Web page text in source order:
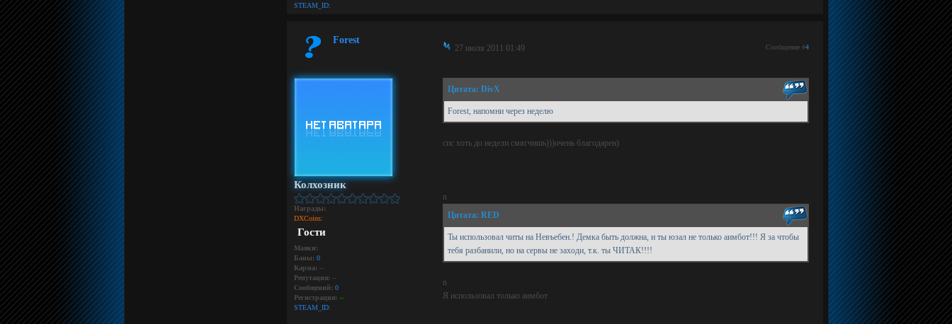
STEAM_ID:
Forest
27 июля 2011 01:49 Сообщение #4
Колхозник
Награды:
DXCoins:
Гости
Маяки:
Баны: 0
Карма: --
Репутация: --
Сообщений: 0
Регистрация: --
STEAM_ID:
Цитата: DivX
Forest, напомни через неделю
спс хоть до недели смягчишь)))очень благодарен)
n
Цитата: RED
Ты использовал читы на Невъебен.! Демка быть должна, и ты юзал не только аимбот!!! Я за чтобы
тебя разбанили, но на сервы не заходи, т.к. ты ЧИТАК!!!!
n
Я использовал только аимбот